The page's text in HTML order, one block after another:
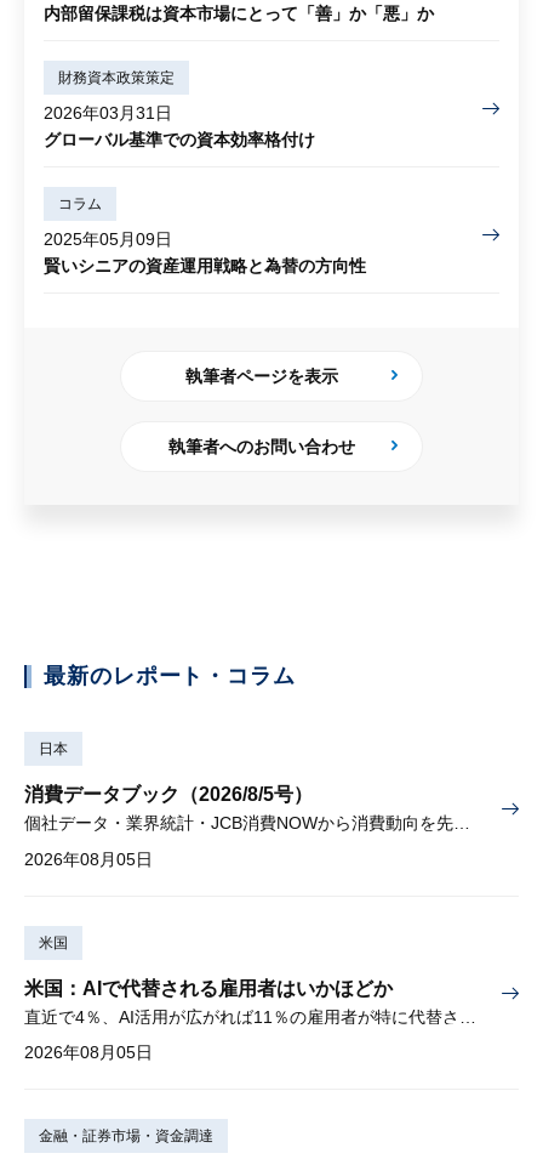
内部留保課税は資本市場にとって「善」か「悪」か
財務資本政策策定
2026年03月31日
グローバル基準での資本効率格付け
コラム
2025年05月09日
賢いシニアの資産運用戦略と為替の方向性
執筆者ページを表示
執筆者へのお問い合わせ
最新のレポート・コラム
日本
消費データブック（2026/8/5号）
2026年08月05日
米国
米国：AIで代替される雇用者はいかほどか
2026年08月05日
金融・証券市場・資金調達